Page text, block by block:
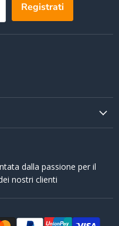
Registrati
dalla passione per il
nostri clienti